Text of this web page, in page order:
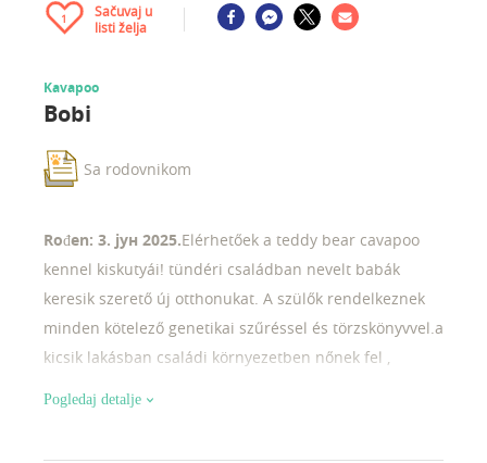
1
Sačuvaj u
listi želja
Kavapoo
Bobi
Sa rodovnikom
Rođen: 3. јун 2025.Elérhetőek a teddy bear cavapoo
kennel kiskutyái! tündéri családban nevelt babák
keresik szerető új otthonukat. A szülők rendelkeznek
minden kötelező genetikai szűréssel és törzskönyvvel.a
kicsik lakásban családi környezetben nőnek fel ,
Pogledaj detalje